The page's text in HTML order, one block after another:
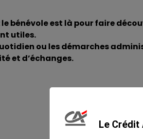
bénévole est là pour faire
utiles.
ou les démarches
et d’échanges.
Le